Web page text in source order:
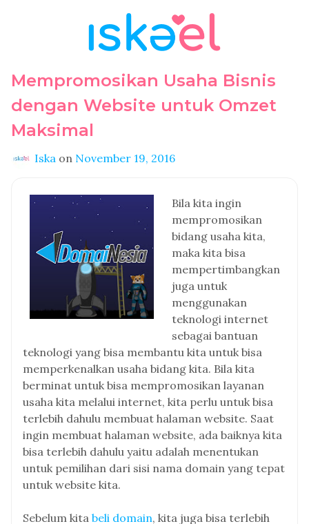
Mempromosikan Usaha Bisnis
dengan Website untuk Omzet
Maksimal
Iska on November 19, 2016
Bila kita ingin
mempromosikan
bidang usaha kita,
maka kita bisa
mempertimbangkan
juga untuk
menggunakan
teknologi internet
sebagai bantuan
teknologi yang bisa membantu kita untuk bisa
memperkenalkan usaha bidang kita. Bila kita
berminat untuk bisa mempromosikan layanan
usaha kita melalui internet, kita perlu untuk bisa
terlebih dahulu membuat halaman website. Saat
ingin membuat halaman website, ada baiknya kita
bisa terlebih dahulu yaitu adalah menentukan
untuk pemilihan dari sisi nama domain yang tepat
untuk website kita.
Sebelum kita beli domain, kita juga bisa terlebih